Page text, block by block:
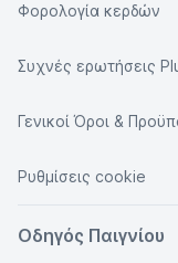
Φορολογία κερδών
Συχνές ερωτήσεις
Γενικοί Όροι &
Ρυθμίσεις cookie
Οδηγός Παιγνίου